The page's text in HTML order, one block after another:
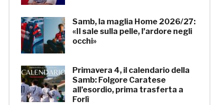
Samb, la maglia Home 2026/27:
«Il sale sulla pelle, l’ardore negli
occhi»
Primavera 4, il calendario della
Samb: Folgore Caratese
all’esordio, prima trasferta a
Forlì